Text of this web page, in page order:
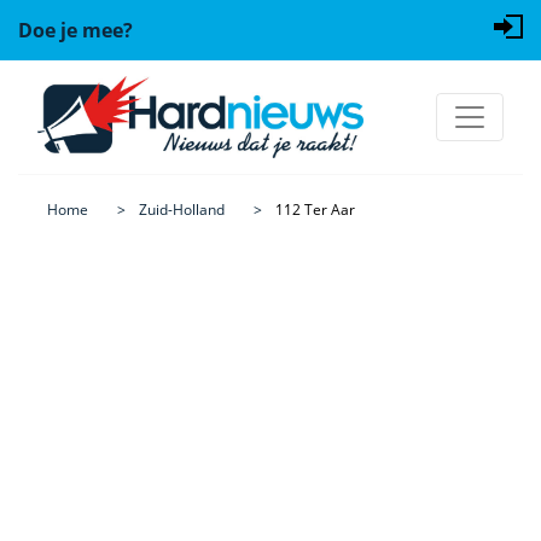
Doe je mee?
Home Zuid-Holland 112 Ter Aar